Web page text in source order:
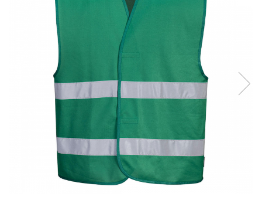
Accesorii drujbe
Drujbe electrice
Drujbe termice
Echipamente medicale
Echipamente PSI
Generatoare si unelte pentru
Generatoare